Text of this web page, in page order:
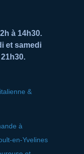
à 14h30.
et samedi
&
à